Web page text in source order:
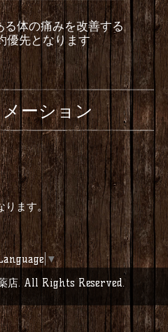
る体の痛みを改善する
優先となります
ーション
ます。
▼
店. All Rights Reserved.